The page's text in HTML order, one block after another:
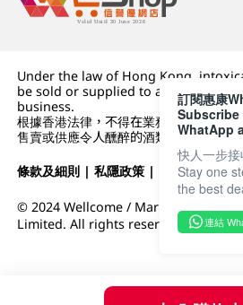
Under the law of Hong Kong,
be sold or supplied to a minor
business.
根據香港法律，不得在業務過程中，向未
售賣或供應令人醺醉的酒類。
條款及細則 |私隱政策 | DFI零售集團
© 2024 Wellcome / Market Place. The
Limited. All rights reserved.
訂閱惠康
Subscribe
WhatApp
快人一步接
Stay one
the best
連結